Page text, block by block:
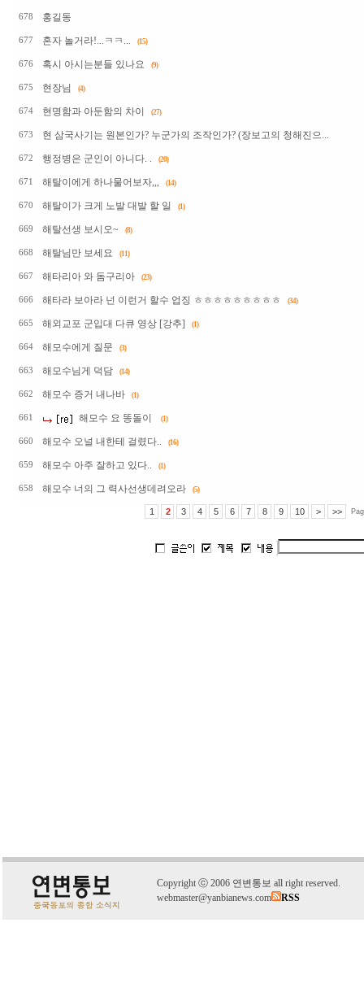
678 홍길동
677 혼자 놀거라!...ㅋㅋ... (15)
676 혹시 아시는분들 있나요 (9)
675 현장님 (4)
674 현명함과 아둔함의 차이 (27)
673 현 삼국사기는 원본인가? 누군가의 조작인가? (장보고의 청해진으...
672 행정병은 군인이 아니다. . (20)
671 해탈이에게 하나물어보자,,, (14)
670 해탈이가 크게 노발 대발 할 일 (1)
669 해탈선생 보시오~ (8)
668 해탈님만 보세요 (11)
667 해타리아 와 돔구리아 (23)
666 해타라 보아라 넌 이런거 할수 업징 ㅎㅎㅎㅎㅎㅎㅎㅎㅎ (34)
665 해외교포 군입대 다큐 영상 [강추] (1)
664 해모수에게 질문 (3)
663 해모수님게 덕담 (14)
662 해모수 증거 내나바 (1)
661 해모수 요 똥돌이 (1)
660 해모수 오널 내한테 걸렸다.. (16)
659 해모수 아주 잘하고 있다.. (1)
658 해모수 너의 그 력사선생데려오라 (5)
1 2 3 4 5 6 7 8 9 10 > >>
Copyright ⓒ 2006 연변통보 all right reserved.
webmaster@yanbianews.com
RSS